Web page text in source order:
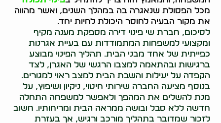
מכל הפסולת שנאגרה בה במהלך השנים, ואשר מהווה
את מקור הבעיה לחוסר היכולת לחיות יחד.
לסיכום, חברת שי פינוי דירה מספקת מענה מקיף
ומקצועי למשפחות המתמודדות עם בעיית אגרנות
כפייתית של אחד מבני הבית. תהליך הפינוי מבוצע
ברגישות ובהתאמה למצבו הרגשי של האגרן, לצד
הקפדה על יעילות והשבת הבית למצב ראוי למגורים.
בנוסף מציעה החברה שירותי חיטוי, ניקיון ושיפוץ, על
מנת להשלים את המהפך ולאפשר למשפחה התחלה
חדשה ללא סבל ובושה ממראה הבית ומריחותיו. חשוב
לזכור שמדובר בתהליך מורכב ורגיש, אך בעזרת